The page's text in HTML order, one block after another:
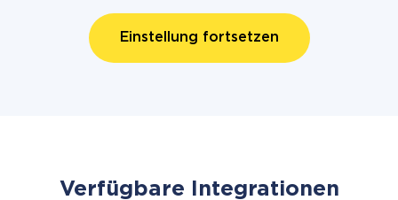
Einstellung fortsetzen
Verfügbare Integrationen